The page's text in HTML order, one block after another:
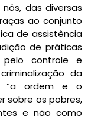
das diversas
ao conjunto
de assistência
de práticas
pelo controle e
da
“a ordem e o
sobre os pobres,
e não como